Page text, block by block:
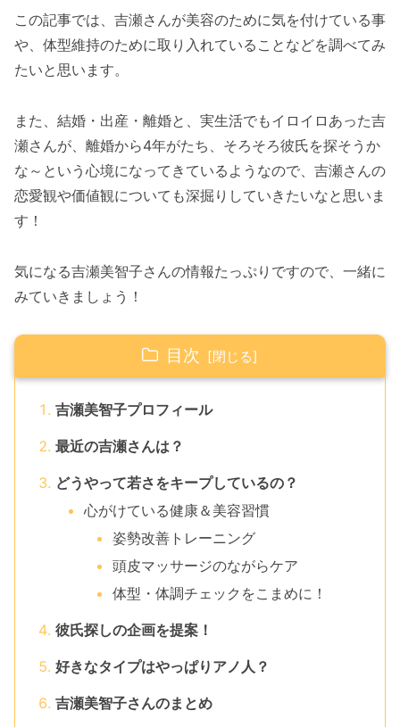
この記事では、吉瀬さんが美容のために気を付けている事
や、体型維持のために取り入れていることなどを調べてみ
たいと思います。
また、結婚・出産・離婚と、実生活でもイロイロあった吉
瀬さんが、離婚から4年がたち、そろそろ彼氏を探そうか
な～という心境になってきているようなので、吉瀬さんの
恋愛観や価値観についても深掘りしていきたいなと思いま
す！
気になる吉瀬美智子さんの情報たっぷりですので、一緒に
みていきましょう！
目次
吉瀬美智子プロフィール
最近の吉瀬さんは？
どうやって若さをキープしているの？
心がけている健康＆美容習慣
姿勢改善トレーニング
頭皮マッサージのながらケア
体型・体調チェックをこまめに！
彼氏探しの企画を提案！
好きなタイプはやっぱりアノ人？
吉瀬美智子さんのまとめ